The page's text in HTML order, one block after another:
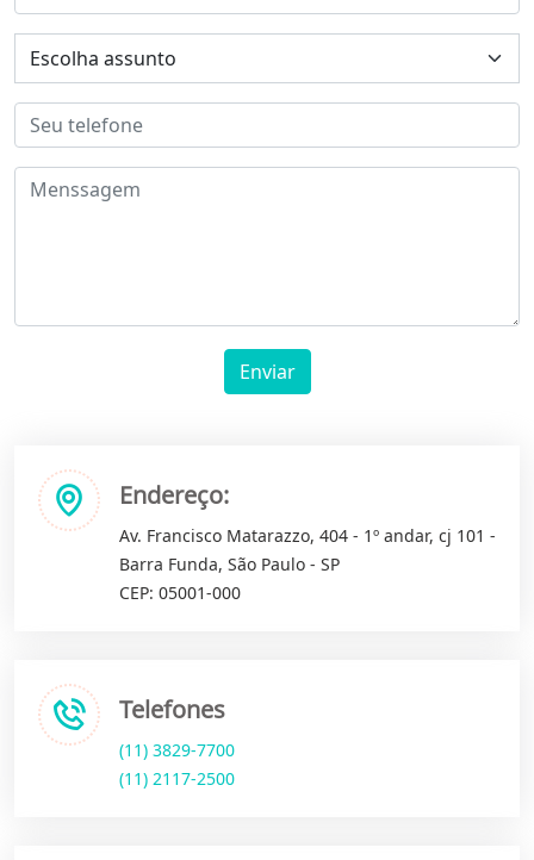
Enviar
Endereço:
Av. Francisco Matarazzo, 404 - 1º andar, cj 101 -
Barra Funda, São Paulo - SP
CEP: 05001-000
Telefones
(11) 3829-7700
(11) 2117-2500